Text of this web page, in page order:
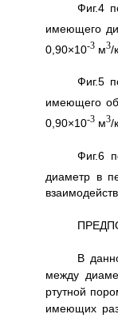
Фиг.4
имеющего
0,90×10-3м3/
Фиг.5
имеющего
0,90×10-3м3/
Фиг.6
диаметр в
В
между
ртутной
имеющих